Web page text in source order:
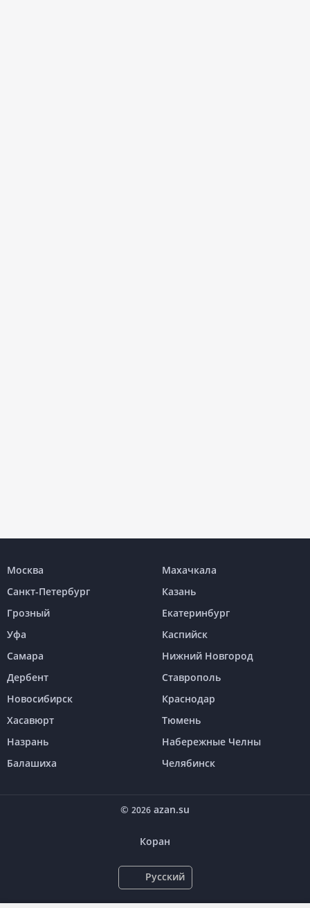
Москва
Махачкала
Санкт-Петербург
Казань
Грозный
Екатеринбург
Уфа
Каспийск
Самара
Нижний Новгород
Дербент
Ставрополь
Новосибирск
Краснодар
Хасавюрт
Тюмень
Назрань
Набережные Челны
Балашиха
Челябинск
© 2026 azan.su
Коран
Русский